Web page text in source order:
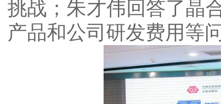
挑战；朱才伟回答了晶
产品和公司研发费用等